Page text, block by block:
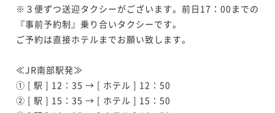
※３便ずつ送迎タクシーがございます。前日17：00までの
『事前予約制』乗り合いタクシーです。
ご予約は直接ホテルまでお願い致します。
≪JR南部駅発≫
① [ 駅 ] 12：35 → [ ホテル ] 12：50
② [ 駅 ] 15：35 → [ ホテル ] 15：50